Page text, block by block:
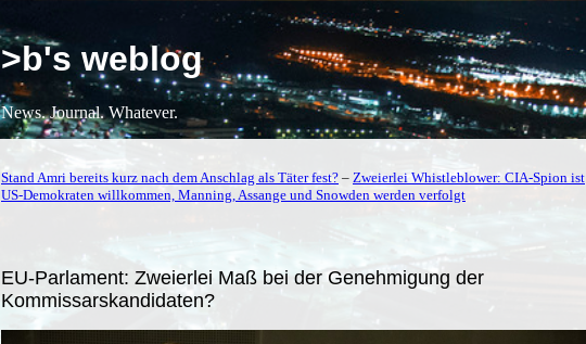
>b's weblog
News. Journal. Whatever.
Stand Amri bereits kurz nach dem Anschlag als Täter fest? – Zweierlei Whistleblower: CIA-Spion ist
US-Demokraten willkommen, Manning, Assange und Snowden werden verfolgt
EU-Parlament: Zweierlei Maß bei der Genehmigung der
Kommissarskandidaten?